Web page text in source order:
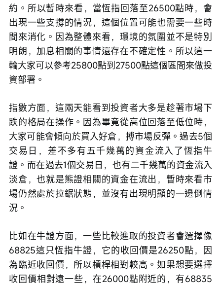
約。所以暫時來看，當恆指回落至26500點時，會
出現一些支撐的情況，這個位置可能也需要一些時
間來消化。因為整體來看，環境的氛圍並不是特別
明朗，加息相關的事情還存在不確定性。所以這一
輪大家可以參考25800點到27500點這個區間來做投
資部署。
指數方面，這兩天能看到投資者大多是趁著市場下
跌的格局在操作。因為畢竟從高位回落至低位時，
大家可能會傾向於買入好倉，搏市場反彈。過去5個
交易日，差不多有五千幾萬的資金流入了恆指牛
證。而在過去1個交易日，也有二千幾萬的資金流入
淡倉，也就是熊證相關的資金在流出，暫時來看市
場仍然處於拉鋸狀態，並沒有出現明顯的一邊倒情
況。
比如在牛證方面，一些比較進取的投資者會選擇像
68825這只恆指牛證，它的收回價是26250點，因
為臨近收回價，所以槓桿相對較高。如果想要選擇
收回價相對遠一些，在26000點附近的，有68835